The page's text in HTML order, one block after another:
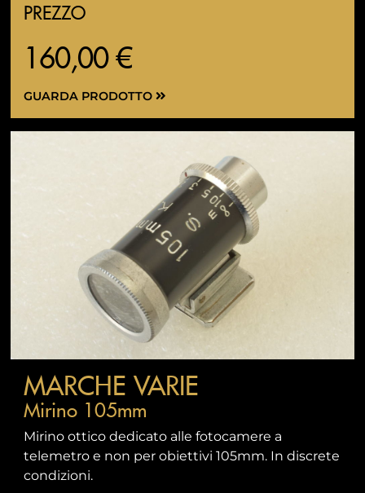
PREZZO
160,00 €
GUARDA PRODOTTO
MARCHE VARIE
Mirino 105mm
Mirino ottico dedicato alle fotocamere a
telemetro e non per obiettivi 105mm. In discrete
condizioni.